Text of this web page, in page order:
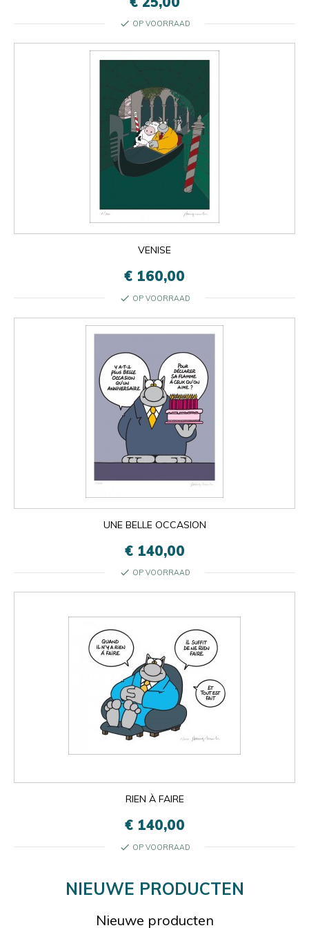
check OP VOORRAAD
VENISE
€ 160,00
check OP VOORRAAD
UNE BELLE OCCASION
€ 140,00
check OP VOORRAAD
RIEN À FAIRE
€ 140,00
check OP VOORRAAD
NIEUWE PRODUCTEN
Nieuwe producten